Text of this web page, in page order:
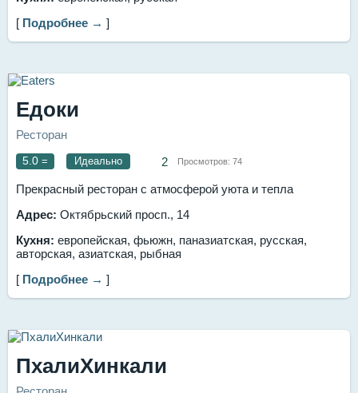
[ Подробнее → ]
Едоки
Ресторан
5.0 = Идеально 2 Просмотров: 74
Прекрасный ресторан с атмосферой уюта и тепла
Адрес: Октябрьский просп., 14
Кухня: европейская, фьюжн, паназиатская, русская,
авторская, азиатская, рыбная
[ Подробнее → ]
ПхалиХинкали